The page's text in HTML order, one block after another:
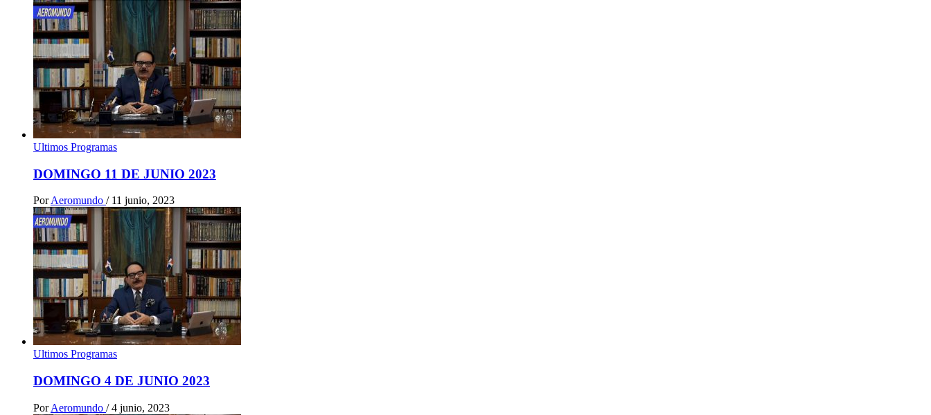
Ultimos Programas
DOMINGO 11 DE JUNIO 2023
PorAeromundo / 11 junio, 2023
Ultimos Programas
DOMINGO 4 DE JUNIO 2023
Por Aeromundo / 4 junio, 2023